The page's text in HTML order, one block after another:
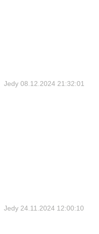
Jedy 08.12.2024 21:32:01
Jedy 24.11.2024 12:00:10